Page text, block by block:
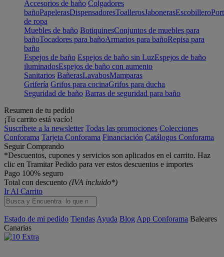
Accesorios de baño Colgadores
bañoPapelerasDispensadoresToallerosJabonerasEscobillero
de ropa
Muebles de baño BotiquinesConjuntos de muebles para
bañoTocadores para bañoArmarios para bañoRepisa para
baño
Espejos de baño Espejos de baño sin LuzEspejos de baño
iluminadosEspejos de baño con aumento
Sanitarios BañerasLavabosMamparas
Grifería Grifos para cocinaGrifos para ducha
Seguridad de baño Barras de seguridad para baño
Resumen de tu pedido
¡Tu carrito está vacío!
Suscríbete a la newsletter Todas las promociones Colecciones
Conforama Tarjeta Conforama Financiación Catálogos Conforama
Seguir Comprando
*Descuentos, cupones y servicios son aplicados en el carrito. Haz
clic en Tramitar Pedido para ver estos descuentos e importes
Pago 100% seguro
Total con descuento (IVA incluido*)
Ir Al Carrito
Estado de mi pedido Tiendas Ayuda Blog App Conforama Baleares
Canarias